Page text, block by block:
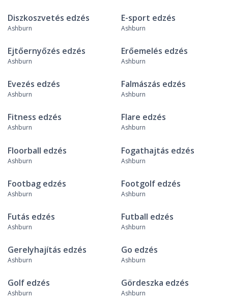
Diszkoszvetés edzés
Ashburn
E-sport edzés
Ashburn
Ejtőernyőzés edzés
Ashburn
Erőemelés edzés
Ashburn
Evezés edzés
Ashburn
Falmászás edzés
Ashburn
Fitness edzés
Ashburn
Flare edzés
Ashburn
Floorball edzés
Ashburn
Fogathajtás edzés
Ashburn
Footbag edzés
Ashburn
Footgolf edzés
Ashburn
Futás edzés
Ashburn
Futball edzés
Ashburn
Gerelyhajítás edzés
Ashburn
Go edzés
Ashburn
Golf edzés
Ashburn
Gördeszka edzés
Ashburn